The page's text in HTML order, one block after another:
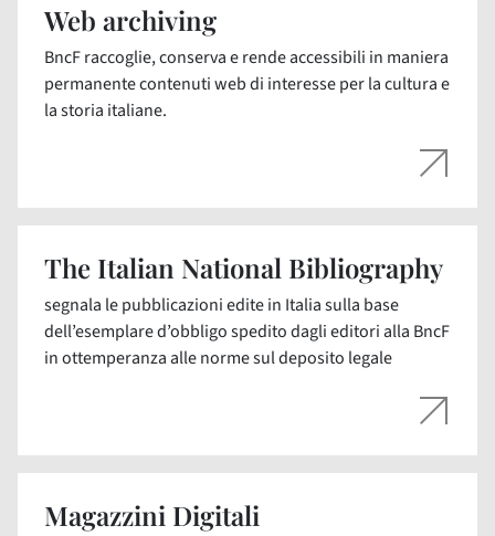
Web archiving
BncF raccoglie, conserva e rende accessibili in maniera
permanente contenuti web di interesse per la cultura e
la storia italiane.
The Italian National Bibliography
segnala le pubblicazioni edite in Italia sulla base
dell’esemplare d’obbligo spedito dagli editori alla BncF
in ottemperanza alle norme sul deposito legale
Magazzini Digitali